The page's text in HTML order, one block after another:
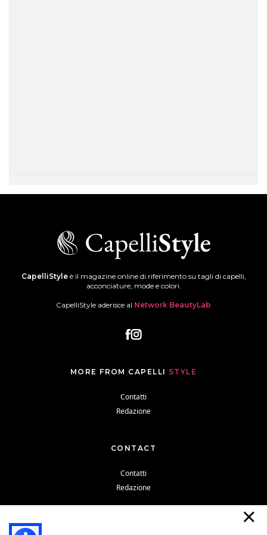
CapelliStyleè il magazine online di riferimento su tagli di capelli,
acconciature, mode e colori.
CapelliStyle aderisce al Network BeautyLab
MORE FROM CAPELLI STYLE
Contatti
Redazione
CONTACT
Contatti
Redazione